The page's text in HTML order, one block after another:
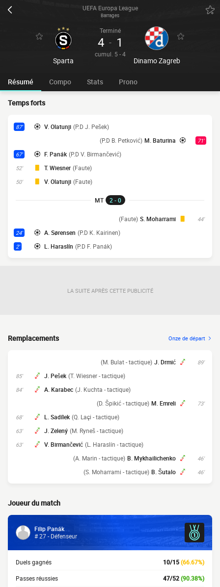
UEFA Europa League
Barrages
Sparta
Terminé
4 - 1
cumul. 5 - 4
Dinamo Zagreb
Résumé Compo Stats Prono
Temps forts
87' V. Olatunji (P.D J. Pešek)
71'
M. Baturina
(P.D B. Petković)
67' F. Panák (P.D V. Birmančević)
52' T. Wiesner (Faute)
50' V. Olatunji (Faute)
MT 2 - 0
44'
S. Moharrami
(Faute)
24' A. Sørensen (P.D K. Kairinen)
2' L. Haraslín (P.D F. Panák)
LA SUITE APRÈS CETTE PUBLICITÉ
Remplacements Onze de départ
89'
J. Drmić
(M. Bulat - tactique)
85' J. Pešek (T. Wiesner - tactique)
84' A. Karabec (J. Kuchta - tactique)
73'
M. Emreli
(D. Špikić - tactique)
68' L. Sadílek (Q. Laçi - tactique)
63' J. Zelený (M. Ryneš - tactique)
63' V. Birmančević (L. Haraslín - tactique)
46'
B. Mykhailichenko
(A. Marin - tactique)
46'
B. Šutalo
(S. Moharrami - tactique)
Joueur du match
Filip Panák
# 27 - Défenseur
Duels gagnés 10/15(66.67%)
Passes réussies 47/52(90.38%)